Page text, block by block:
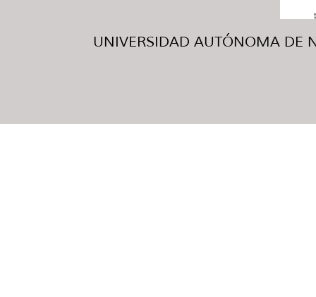
UNIVERSIDAD AUTÓNOMA DE